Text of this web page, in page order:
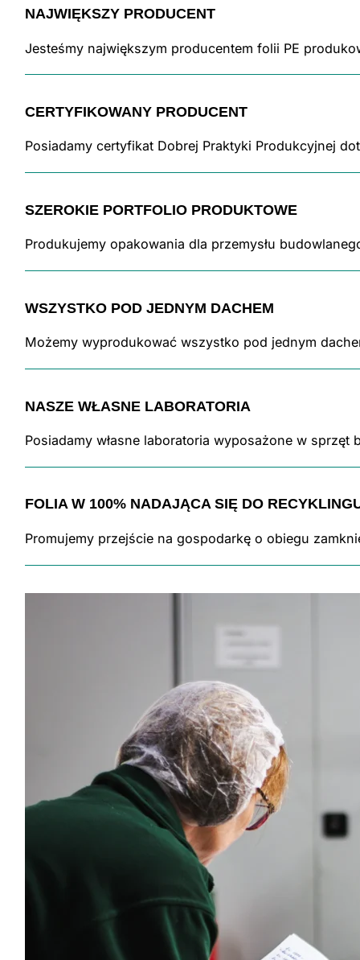
NAJWIĘKSZY PRODUCENT
Jesteśmy największym producentem folii PE
CERTYFIKOWANY PRODUCENT
Posiadamy certyfikat Dobrej Praktyki Produkcyjnej
SZEROKIE PORTFOLIO PRODUKTOWE
Produkujemy opakowania dla przemysłu
WSZYSTKO POD JEDNYM DACHEM
Możemy wyprodukować wszystko pod jednym
NASZE WŁASNE LABORATORIA
Posiadamy własne laboratoria wyposażone w sprzęt
FOLIA W 100% NADAJĄCA SIĘ DO
Promujemy przejście na gospodarkę o obiegu